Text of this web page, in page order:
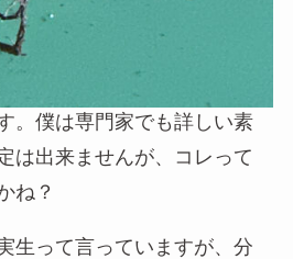
。僕は専門家でも詳しい素
は出来ませんが、コレって
ね？
生って言っていますが、分